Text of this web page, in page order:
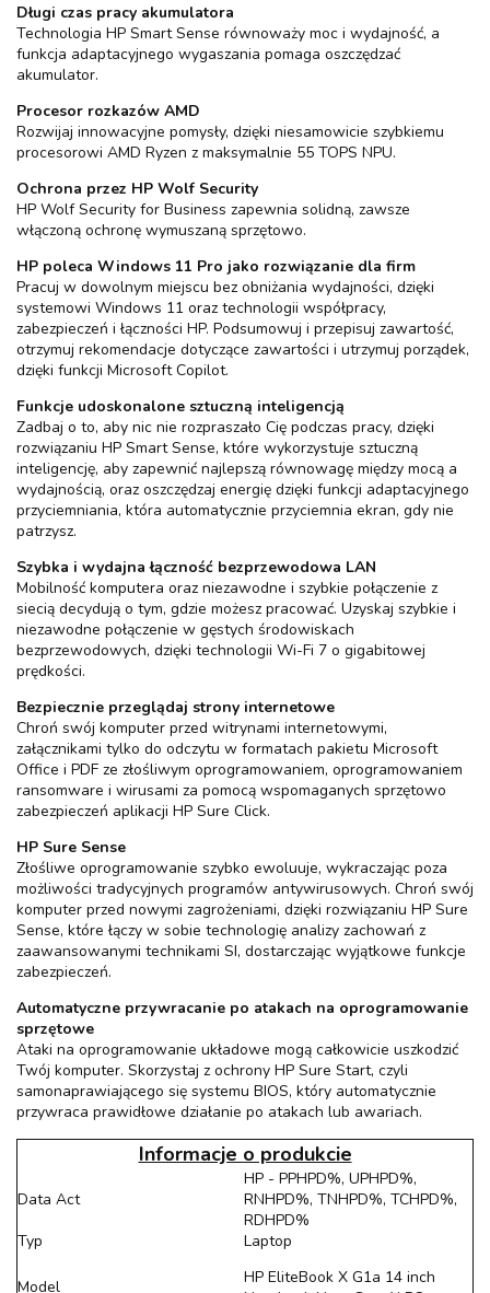
Długi czas pracy akumulatora
Technologia HP Smart Sense równoważy moc i wydajność, a
funkcja adaptacyjnego wygaszania pomaga oszczędzać
akumulator.
Procesor rozkazów AMD
Rozwijaj innowacyjne pomysły, dzięki niesamowicie szybkiemu
procesorowi AMD Ryzen z maksymalnie 55 TOPS NPU.
Ochrona przez HP Wolf Security
HP Wolf Security for Business zapewnia solidną, zawsze
włączoną ochronę wymuszaną sprzętowo.
HP poleca Windows 11 Pro jako rozwiązanie dla firm
Pracuj w dowolnym miejscu bez obniżania wydajności, dzięki
systemowi Windows 11 oraz technologii współpracy,
zabezpieczeń i łączności HP. Podsumowuj i przepisuj zawartość,
otrzymuj rekomendacje dotyczące zawartości i utrzymuj porządek,
dzięki funkcji Microsoft Copilot.
Funkcje udoskonalone sztuczną inteligencją
Zadbaj o to, aby nic nie rozpraszało Cię podczas pracy, dzięki
rozwiązaniu HP Smart Sense, które wykorzystuje sztuczną
inteligencję, aby zapewnić najlepszą równowagę między mocą a
wydajnością, oraz oszczędzaj energię dzięki funkcji adaptacyjnego
przyciemniania, która automatycznie przyciemnia ekran, gdy nie
patrzysz.
Szybka i wydajna łączność bezprzewodowa LAN
Mobilność komputera oraz niezawodne i szybkie połączenie z
siecią decydują o tym, gdzie możesz pracować. Uzyskaj szybkie i
niezawodne połączenie w gęstych środowiskach
bezprzewodowych, dzięki technologii Wi-Fi 7 o gigabitowej
prędkości.
Bezpiecznie przeglądaj strony internetowe
Chroń swój komputer przed witrynami internetowymi,
załącznikami tylko do odczytu w formatach pakietu Microsoft
Office i PDF ze złośliwym oprogramowaniem, oprogramowaniem
ransomware i wirusami za pomocą wspomaganych sprzętowo
zabezpieczeń aplikacji HP Sure Click.
HP Sure Sense
Złośliwe oprogramowanie szybko ewoluuje, wykraczając poza
możliwości tradycyjnych programów antywirusowych. Chroń swój
komputer przed nowymi zagrożeniami, dzięki rozwiązaniu HP Sure
Sense, które łączy w sobie technologię analizy zachowań z
zaawansowanymi technikami SI, dostarczając wyjątkowe funkcje
zabezpieczeń.
Automatyczne przywracanie po atakach na oprogramowanie
sprzętowe
Ataki na oprogramowanie układowe mogą całkowicie uszkodzić
Twój komputer. Skorzystaj z ochrony HP Sure Start, czyli
samonaprawiającego się systemu BIOS, który automatycznie
przywraca prawidłowe działanie po atakach lub awariach.
Informacje o produkcie
Data Act
HP - PPHPD%, UPHPD%,
RNHPD%, TNHPD%, TCHPD%,
RDHPD%
Typ
Laptop
Model
HP EliteBook X G1a 14 inch